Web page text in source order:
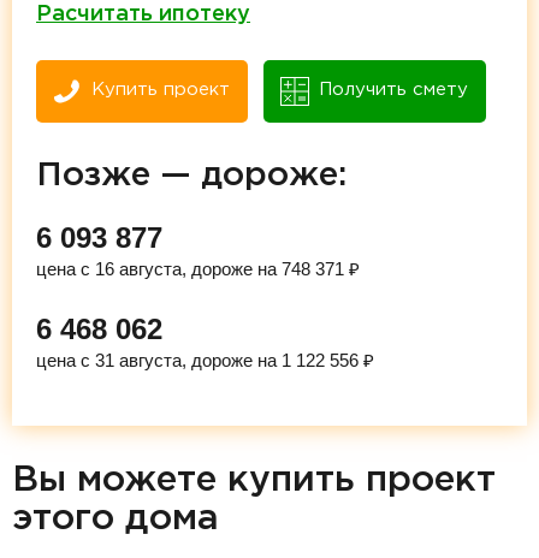
Расчитать ипотеку
Купить проект Получить смету
Позже — дороже:
6 093 877
цена с 16 августа, дороже на 748 371 ₽
6 468 062
цена с 31 августа, дороже на 1 122 556 ₽
Вы можете купить проект
этого дома